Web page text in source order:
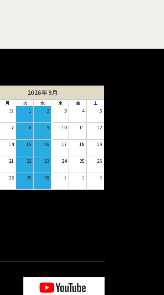
2026年 9月
月 火 水 木 金 土
31 1 2 3 4 5
7 8 9 10 11 12
14 15 16 17 18 19
21 22 23 24 25 26
28 29 30 1 2 3